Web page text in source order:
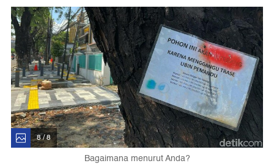
8 / 8
Bagaimana menurut Anda?